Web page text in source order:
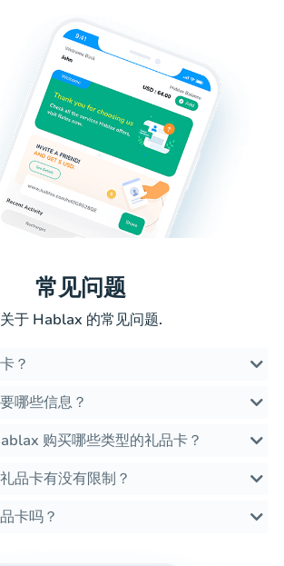
常见问题
关于 Hablax 的常见问题.
？
哪些信息？
购买哪些类型的礼品卡？
品卡有没有限制？
卡吗？